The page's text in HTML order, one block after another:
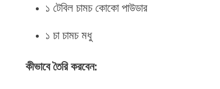
১ টেবিল চামচ কোকো পাউডার
১ চা চামচ মধু
কীভাবে তৈরি করবেন: